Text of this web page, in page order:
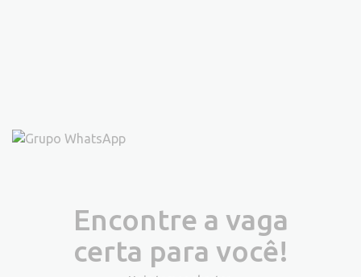
Encontre a vaga
certa para você!